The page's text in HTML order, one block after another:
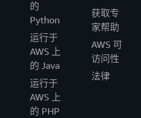
的
Python
运行于
AWS 上
的 Java
运行于
AWS 上
的 PHP
获取专
家帮助
AWS 可
访问性
法律